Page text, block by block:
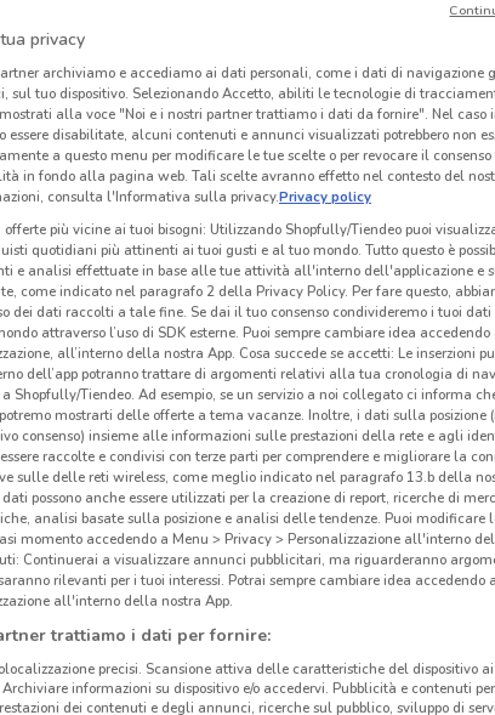
1.1 km
privacy
archiviamo e accediamo ai dati personali, come i dati di navigazione
sul tuo dispositivo. Selezionando Accetto, abiliti le tecnologie di
alla voce "Noi e i nostri partner trattiamo i dati da fornire". Nel caso
essere disabilitate, alcuni contenuti e annunci visualizzati potrebbero non
a questo menu per modificare le tue scelte o per revocare il
in fondo alla pagina web. Tali scelte avranno effetto nel contesto del
consulta l'Informativa sulla privacy.Privacy policy
più vicine ai tuoi bisogni: Utilizzando Shopfully/Tiendeo puoi
quotidiani più attinenti ai tuoi gusti e al tuo mondo. Tutto questo è
e analisi effettuate in base alle tue attività all'interno dell'applicazione e
come indicato nel paragrafo 2 della Privacy Policy. Per fare questo,
dei dati raccolti a tale fine. Se dai il tuo consenso condivideremo i tuoi dati
attraverso l’uso di SDK esterne. Puoi sempre cambiare idea accedendo
all’interno della nostra App. Cosa succede se accetti: Le inserzioni
dell’app potranno trattare di argomenti relativi alla tua cronologia di
Shopfully/Tiendeo. Ad esempio, se un servizio a noi collegato ci informa
mostrarti delle offerte a tema vacanze. Inoltre, i dati sulla posizione
consenso) insieme alle informazioni sulle prestazioni della rete e agli
essere raccolte e condivisi con terze parti per comprendere e migliorare la
sulle delle reti wireless, come meglio indicato nel paragrafo 13.b della
possono anche essere utilizzati per la creazione di report, ricerche di
analisi basate sulla posizione e analisi delle tendenze. Puoi modificare
momento accedendo a Menu > Privacy > Personalizzazione all'interno
Continuerai a visualizzare annunci pubblicitari, ma riguarderanno
rilevanti per i tuoi interessi. Potrai sempre cambiare idea accedendo
all'interno della nostra App.
trattiamo i dati per fornire:
precisi. Scansione attiva delle caratteristiche del dispositivo
informazioni su dispositivo e/o accedervi. Pubblicità e contenuti
dei contenuti e degli annunci, ricerche sul pubblico, sviluppo di